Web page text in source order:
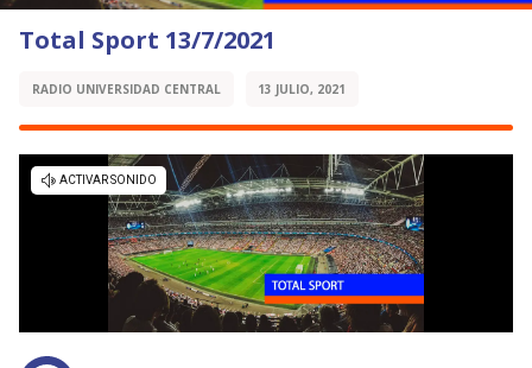
Total Sport 13/7/2021
RADIO UNIVERSIDAD CENTRAL 13 JULIO, 2021